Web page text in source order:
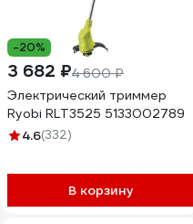
-20%
3 682 ₽4 600 ₽
Электрический триммер
Ryobi RLT3525 5133002789
4.6(332)
В корзину